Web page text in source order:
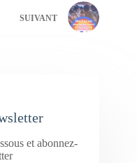
SUIVANT
et abonnez-